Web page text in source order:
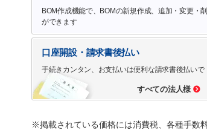
BOM作成機能で、BOMの新規作成、追加・変更・
ができます
口座開設・請求書後払い
手続きカンタン、お支払いは便利な請求書後払いで
すべての法人様
※掲載されている価格には消費税、各種手数